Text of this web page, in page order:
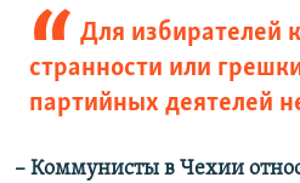
Для избирателей
странности или
партийных деятелей
– Коммунисты в Чехии